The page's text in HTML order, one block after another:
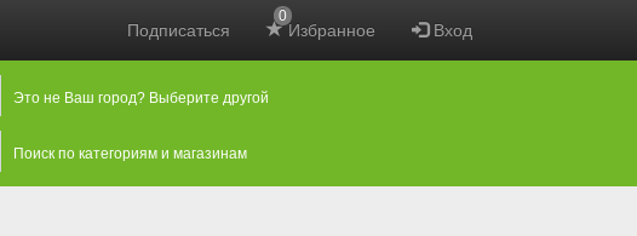
Подписаться Избранное
0
Вход
Это не Ваш город? Выберите другой
Поиск по категориям и магазинам